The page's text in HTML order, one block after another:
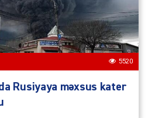
5520
Rusiyaya məxsus kater